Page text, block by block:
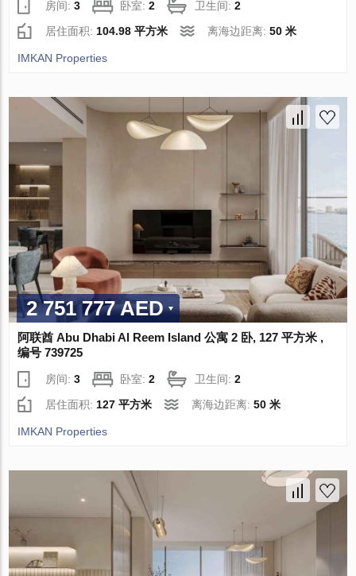
房间:3 卧室:2 卫生间:2
居住面积: 104.98 平方米 离海边距离:50 米
IMKAN Properties
2 751 777 AED
阿联酋 Abu Dhabi Al Reem Island 公寓 2 卧, 127 平方米 ,
编号 739725
房间:3 卧室:2 卫生间:2
居住面积: 127 平方米 离海边距离:50 米
IMKAN Properties